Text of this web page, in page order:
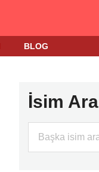
BLOG
İsim Ara